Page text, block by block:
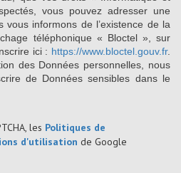
vous pouvez adresser une
vous informons de l’existence de la
téléphonique « Bloctel », sur
ici : https://www.bloctel.gouv.fr.
des Données personnelles, nous
de Données sensibles dans le
les Politiques de
d'utilisation de Google